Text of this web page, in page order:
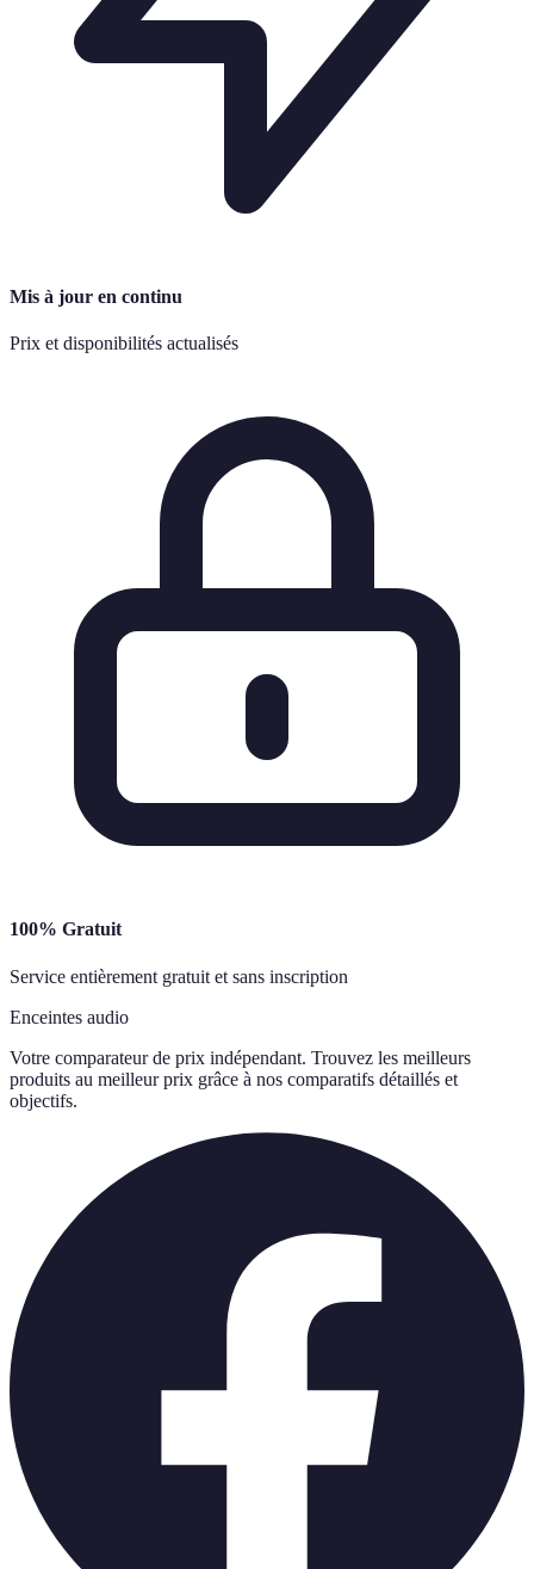
Mis à jour en continu
Prix et disponibilités actualisés
100% Gratuit
Service entièrement gratuit et sans inscription
Enceintes audio
Votre comparateur de prix indépendant. Trouvez les meilleurs
produits au meilleur prix grâce à nos comparatifs détaillés et
objectifs.